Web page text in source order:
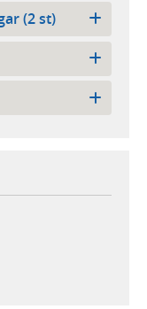
(2 st)
webbplats,
webbplats,